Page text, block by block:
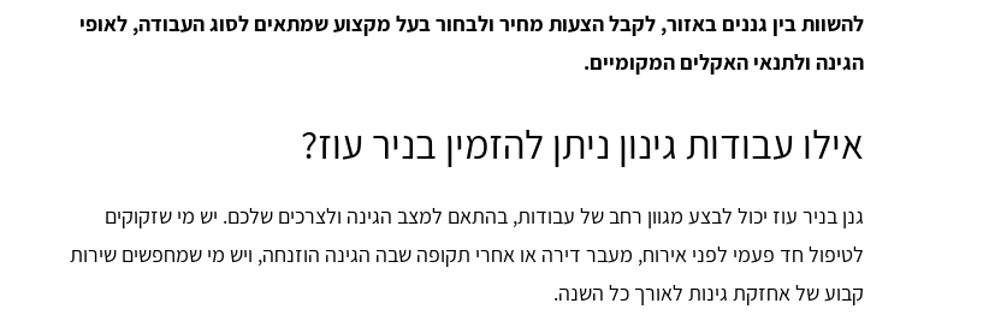
להשוות בין גננים באזור, לקבל הצעות מחיר ולבחור בעל מקצוע שמתאים לסוג העבודה, לאופי
הגינה ולתנאי האקלים המקומיים.
אילו עבודות גינון ניתן להזמין בניר עוז?
גנן בניר עוז יכול לבצע מגוון רחב של עבודות, בהתאם למצב הגינה ולצרכים שלכם. יש מי שזקוקים
לטיפול חד פעמי לפני אירוח, מעבר דירה או אחרי תקופה שבה הגינה הוזנחה, ויש מי שמחפשים שירות
קבוע של אחזקת גינות לאורך כל השנה.